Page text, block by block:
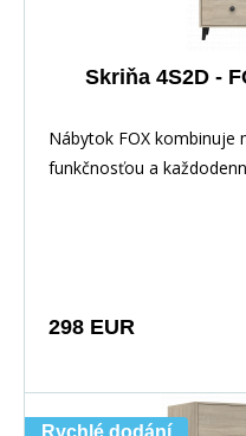
Skriňa 4S2D -
Nábytok FOX kombinuje
funkčnosťou a
298 EUR
Rychlé dodání